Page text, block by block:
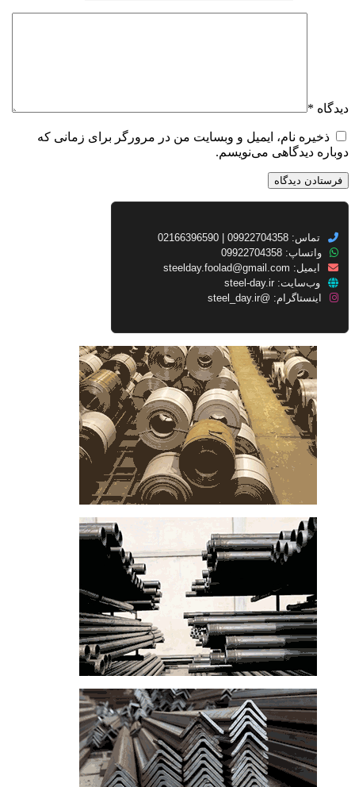
دیدگاه *
ذخیره نام، ایمیل و وبسایت من در مرورگر برای زمانی که
دوباره دیدگاهی می‌نویسم.
تماس: 09922704358 | 02166396590
واتساپ: 09922704358
ایمیل: steelday.foolad@gmail.com
وب‌سایت: steel-day.ir
اینستاگرام: @steel_day.ir